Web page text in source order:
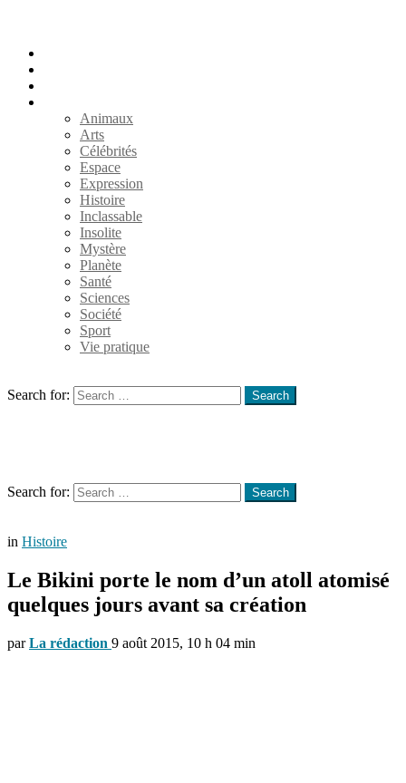
Animaux
Arts
Célébrités
Espace
Expression
Histoire
Inclassable
Insolite
Mystère
Planète
Santé
Sciences
Société
Sport
Vie pratique
Search for:
Search
Search for:
Search
in Histoire
Le Bikini porte le nom d’un atoll atomisé
quelques jours avant sa création
par La rédaction 9 août 2015, 10 h 04 min